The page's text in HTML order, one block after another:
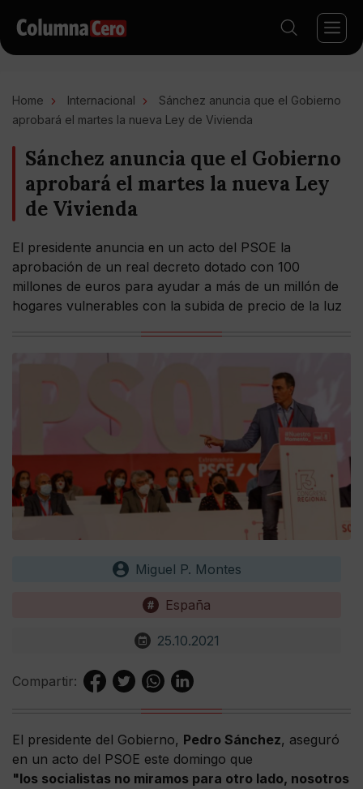
Home Internacional
Sánchez anuncia que el Gobierno
aprobará el martes la nueva Ley de Vivienda
Sánchez anuncia que el Gobierno
aprobará el martes la nueva Ley
de Vivienda
El presidente anuncia en un acto del PSOE la
aprobación de un real decreto dotado con 100
millones de euros para ayudar a más de un millón de
hogares vulnerables con la subida de precio de la luz
Miguel P. Montes
España
25.10.2021
Compartir:
El presidente del Gobierno, Pedro Sánchez, aseguró
en un acto del PSOE este domingo que
"los socialistas no miramos para otro lado, nosotros